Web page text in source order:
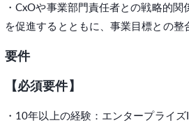
・CxOや事業部門責任者との戦略的
を促進するとともに、事業目標との整
要件
【必須要件】
・10年以上の経験：エンタープライ